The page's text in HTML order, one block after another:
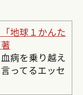
地球１かんた
病を乗り越え
ってるエッセ